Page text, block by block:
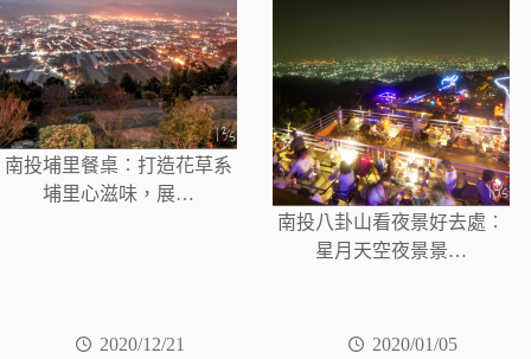
南投埔里餐桌︰打造花草系
埔里心滋味，展…
南投八卦山看夜景好去處︰
星月天空夜景景…
2020/12/21
2020/01/05